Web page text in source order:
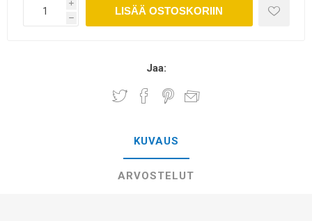
i
h
LISÄÄ OSTOSKORIIN
Jaa:
KUVAUS
ARVOSTELUT